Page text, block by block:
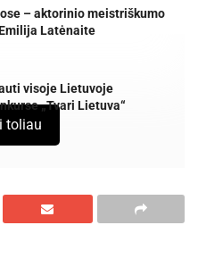
– aktorinio meistriškumo
Latėnaite
visoje Lietuvoje
„Tvari Lietuva“
atsipalaidavimas.
daiktais-
toliau